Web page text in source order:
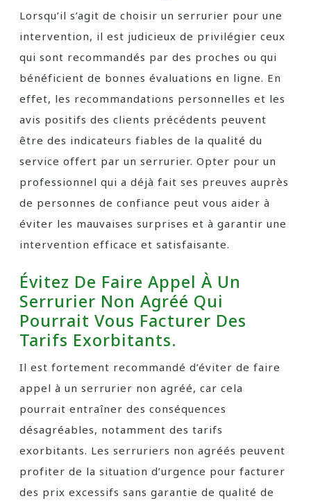
Lorsqu’il s’agit de choisir un serrurier pour une
intervention, il est judicieux de privilégier ceux
qui sont recommandés par des proches ou qui
bénéficient de bonnes évaluations en ligne. En
effet, les recommandations personnelles et les
avis positifs des clients précédents peuvent
être des indicateurs fiables de la qualité du
service offert par un serrurier. Opter pour un
professionnel qui a déjà fait ses preuves auprès
de personnes de confiance peut vous aider à
éviter les mauvaises surprises et à garantir une
intervention efficace et satisfaisante.
Évitez De Faire Appel À Un
Serrurier Non Agréé Qui
Pourrait Vous Facturer Des
Tarifs Exorbitants.
Il est fortement recommandé d’éviter de faire
appel à un serrurier non agréé, car cela
pourrait entraîner des conséquences
désagréables, notamment des tarifs
exorbitants. Les serruriers non agréés peuvent
profiter de la situation d’urgence pour facturer
des prix excessifs sans garantie de qualité de